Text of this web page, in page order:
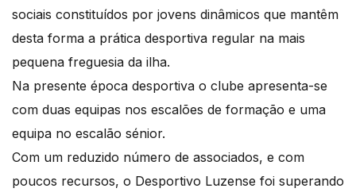
sociais constituídos por jovens dinâmicos que mantêm
desta forma a prática desportiva regular na mais
pequena freguesia da ilha.
Na presente época desportiva o clube apresenta-se
com duas equipas nos escalões de formação e uma
equipa no escalão sénior.
Com um reduzido número de associados, e com
poucos recursos, o Desportivo Luzense foi superando